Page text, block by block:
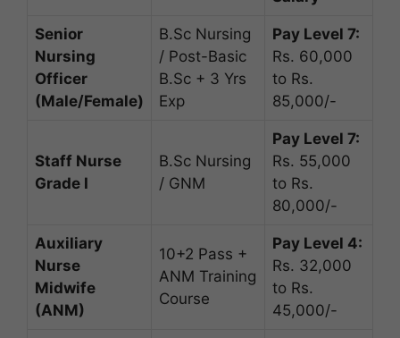
Senior
Nursing
Officer
(Male/Female)
B.Sc Nursing
/ Post-Basic
B.Sc + 3 Yrs
Exp
Pay Level 7:
Rs. 60,000
to Rs.
85,000/-
Staff Nurse
Grade I
B.Sc Nursing
/ GNM
Pay Level 7:
Rs. 55,000
to Rs.
80,000/-
Auxiliary
Nurse
Midwife
(ANM)
10+2 Pass +
ANM Training
Course
Pay Level 4:
Rs. 32,000
to Rs.
45,000/-